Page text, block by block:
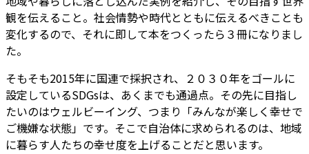
観を伝えること。社会情勢や時代とともに伝えるべきことも
変化するので、それに即して本をつくったら３冊になりまし
た。
そもそも2015年に国連で採択され、２０３０年をゴールに
設定しているSDGsは、あくまでも通過点。その先に目指し
たいのはウェルビーイング、つまり「みんなが楽しく幸せで
ご機嫌な状態」です。そこで自治体に求められるのは、地域
に暮らす人たちの幸せ度を上げることだと思います。